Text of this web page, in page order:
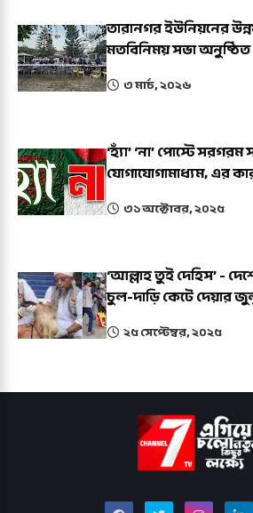
তারানগর ইউনিয়নের
মতবিনিময় সভা অনুষ্ঠিত
৩ মার্চ, ২০২৬
‘হ্যাঁ’ ‘না’ পোস্টে
যোগাযোগামাধ্যম, এর
৩১ অক্টোবর, ২০২৫
‘আল্লাহ তুই দেহিস’ -
চুল-দাড়ি কেটে দেয়ার
২৫ সেপ্টেম্বর, ২০২৫